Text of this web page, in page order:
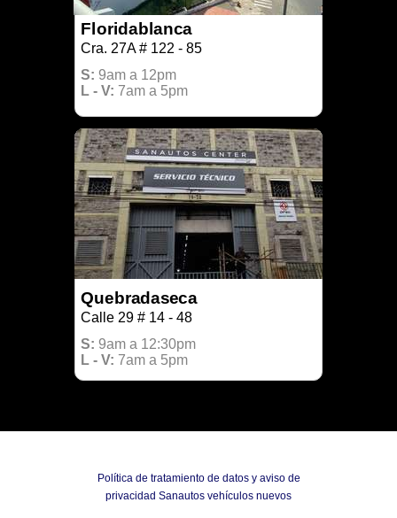
Floridablanca
Cra. 27A # 122 - 85
L - V: 7am a 5pm
S: 9am a 12pm
Quebradaseca
Calle 29 # 14 - 48
L - V: 7am a 5pm
S: 9am a 12:30pm
Política de tratamiento de datos y aviso de
privacidad Sanautos vehículos nuevos